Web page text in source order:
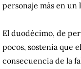
personaje más en un
El duodécimo, de
pocos, sostenía que
consecuencia de la